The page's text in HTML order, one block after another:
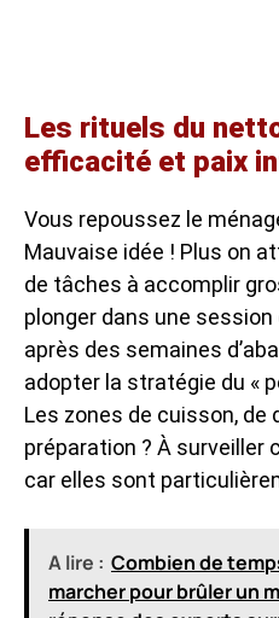
Les rituels du
efficacité et paix
Vous repoussez le
Mauvaise idée ! Plus on
de tâches à accomplir
plonger dans une session
après des semaines
adopter la stratégie du «
Les zones de cuisson, de
préparation ? À surveiller
car elles sont
A lire : Combien de
marcher pour brûler un